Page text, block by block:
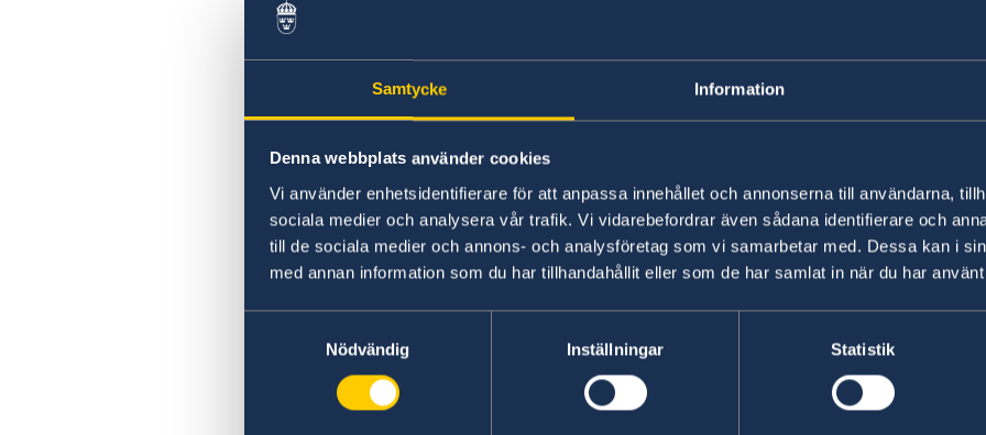
Samtycke Information
Denna webbplats använder cookies
Vi använder enhetsidentifierare för att anpassa innehållet och annonserna till användarna,
sociala medier och analysera vår trafik. Vi vidarebefordrar även sådana identifierare och
till de sociala medier och annons- och analysföretag som vi samarbetar med. Dessa kan i
med annan information som du har tillhandahållit eller som de har samlat in när du har
Nödvändig
Inställningar Statistik
Enligt säsongsprognosen väntas det
sig kraftigare mot området kring Honshu
medeltemperaturerna i hela landet kommer
Särskilt efter att regnperioden har avslutats
området kring Japan, och varm luft beräknas
kan leda till ett ökande antal extremt varma
Svenskar uppmanas att vara försiktiga i
luftfuktigheten är hög. FöljJapan
I Tokyo finns det kylande skyddsrum,
Tokyo WBGT Map